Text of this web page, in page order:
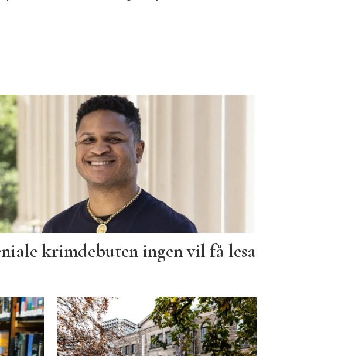
krimdebuten ingen vil få lesa